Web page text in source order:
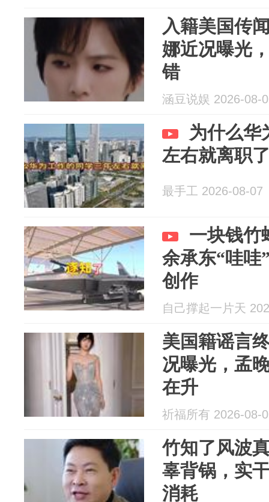
入籍美国传
娜近况曝光
错
涵豆说娱 2026-08-
为什么华
左右就离职
最手工 2026-08-07
一块钱竹
余承东“哇哇
创作
自己撑起一片天
美国籍谣言
况曝光，孟
在升
祈福所有 2026-08-
竹知了风波
辜背锅，实
消耗